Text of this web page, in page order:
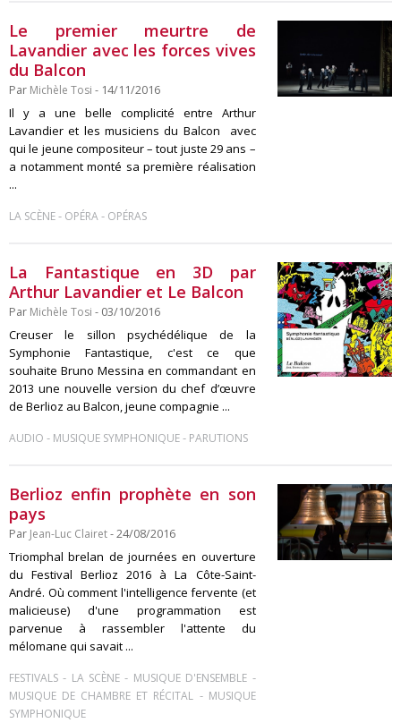
Le premier meurtre de
Lavandier avec les forces vives
du Balcon
Par Michèle Tosi - 14/11/2016
Il y a une belle complicité entre Arthur
Lavandier et les musiciens du Balcon avec
qui le jeune compositeur – tout juste 29 ans –
a notamment monté sa première réalisation
...
LA SCÈNE- OPÉRA- OPÉRAS
La Fantastique en 3D par
Arthur Lavandier et Le Balcon
Par Michèle Tosi - 03/10/2016
Creuser le sillon psychédélique de la
Symphonie Fantastique, c'est ce que
souhaite Bruno Messina en commandant en
2013 une nouvelle version du chef d’œuvre
de Berlioz au Balcon, jeune compagnie ...
AUDIO - MUSIQUE SYMPHONIQUE- PARUTIONS
Berlioz enfin prophète en son
pays
Par Jean-Luc Clairet- 24/08/2016
Triomphal brelan de journées en ouverture
du Festival Berlioz 2016 à La Côte-Saint-
André. Où comment l'intelligence fervente (et
malicieuse) d'une programmation est
parvenue à rassembler l'attente du
mélomane qui savait ...
FESTIVALS - LA SCÈNE - MUSIQUE D'ENSEMBLE -
MUSIQUE DE CHAMBRE ET RÉCITAL - MUSIQUE
SYMPHONIQUE